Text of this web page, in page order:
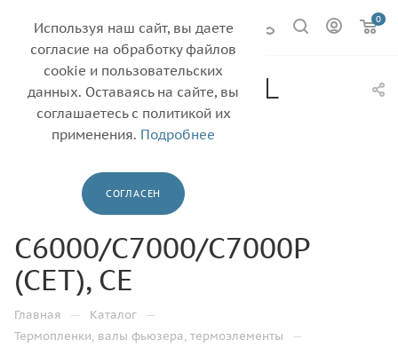
0
Термопленка 251L
A03U720501,
A03U763100 для
KONICA MINOLTA
Bizhub PRESS
C6000/C7000/C7000P
(CET), CE
Главная — Каталог —
Термопленки, валы фьюзера, термоэлементы —
Используя наш сайт, вы даете
согласие на обработку файлов
cookie и пользовательских
данных. Оставаясь на сайте, вы
соглашаетесь с политикой их
применения. Подробнее
СОГЛАСЕН